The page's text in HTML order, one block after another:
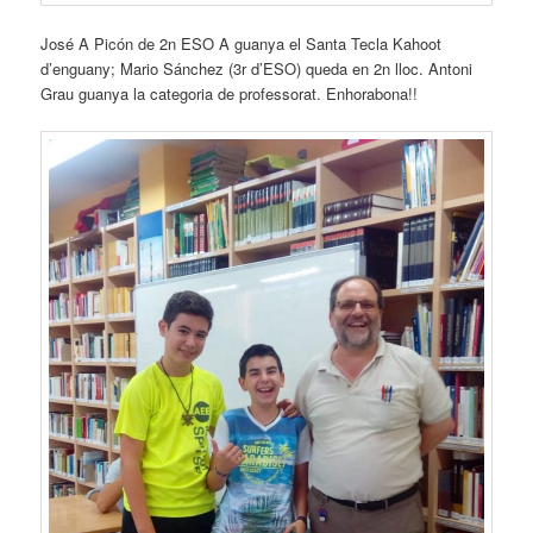
José A Picón de 2n ESO A guanya el Santa Tecla Kahoot
d’enguany; Mario Sánchez (3r d’ESO) queda en 2n lloc. Antoni
Grau guanya la categoria de professorat. Enhorabona!!